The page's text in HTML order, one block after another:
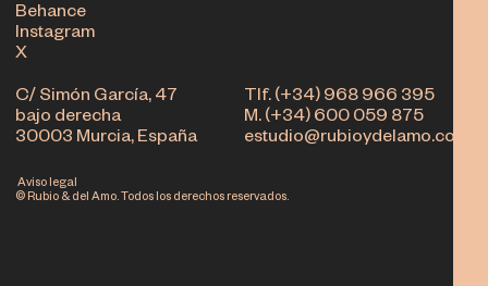
Tlf. (+34) 968 966 395
M. (+34) 600 059 875
estudio@rubioydelamo.com
C/ Simón García, 47
bajo derecha
30003 Murcia, España
Behance
Instagram
X
© Rubio & del Amo. Todos los derechos reservados.
Aviso legal